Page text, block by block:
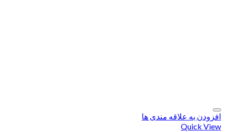
افزودن به علاقه مندی ها
Quick View